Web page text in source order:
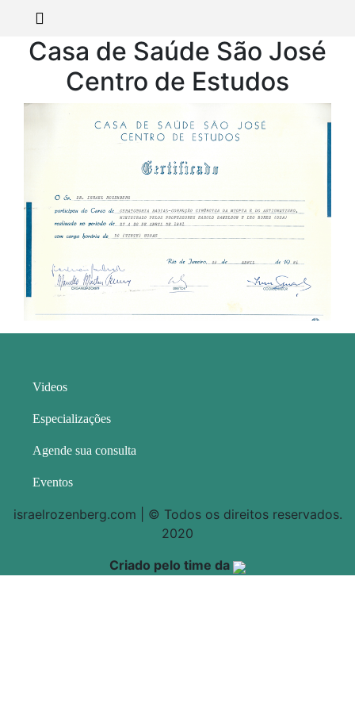
Casa de Saúde São José
Centro de Estudos
Videos
Especializações
Agende sua consulta
Eventos
israelrozenberg.com | © Todos os direitos reservados.
2020
Criado pelo time da